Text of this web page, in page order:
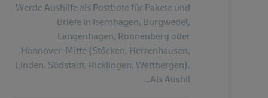
Werde Aushilfe als Postbote für Pakete und
Briefe in Isernhagen, Burgwedel,
Langenhagen, Ronnenberg oder
Hannover-Mitte (Stöcken, Herrenhausen,
Linden, Südstadt, Ricklingen, Wettbergen).
Als Aushil...